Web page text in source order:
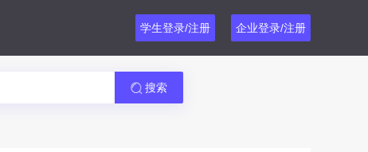
学生登录/注册 企业登录/注册
搜索